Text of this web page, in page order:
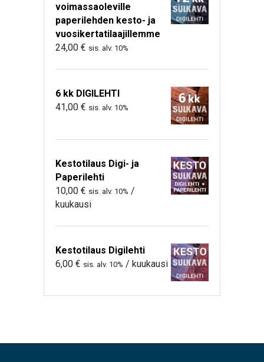
voimassaoleville
paperilehden kesto- ja
vuosikertatilaajillemme
24,00 € sis. alv. 10%
6 kk DIGILEHTI
41,00 € sis. alv. 10%
Kestotilaus Digi- ja
Paperilehti
10,00 € sis. alv. 10% /
kuukausi
Kestotilaus Digilehti
6,00 € sis. alv. 10% / kuukausi